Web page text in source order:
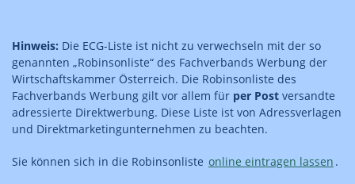
Hinweis: Die ECG-Liste ist nicht zu verwechseln mit der so
genannten „Robinsonliste“ des Fachverbands Werbung der
Wirtschaftskammer Österreich. Die Robinsonliste des
Fachverbands Werbung gilt vor allem für per Post versandte
adressierte Direktwerbung. Diese Liste ist von Adressverlagen
und Direktmarketingunternehmen zu beachten.
Sie können sich in die Robinsonliste online eintragen lassen .